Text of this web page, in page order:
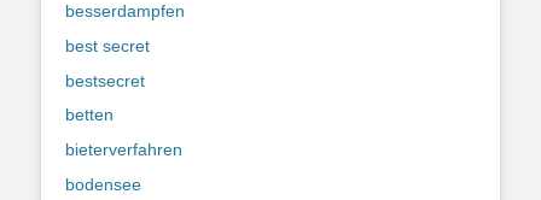
besserdampfen
best secret
bestsecret
betten
bieterverfahren
bodensee